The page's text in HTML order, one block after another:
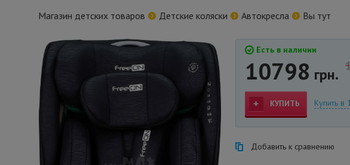
Магазин детских товаров Детские коляски Автокресла Вы тут
Есть в наличии
10798 грн.
КУПИТЬ Купить в
Добавить к сравнению